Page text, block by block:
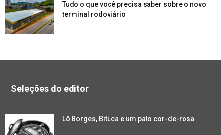
Tudo o que você precisa saber sobre o novo
terminal rodoviário
Seleções do editor
Lô Borges, Bituca e um pato cor-de-rosa